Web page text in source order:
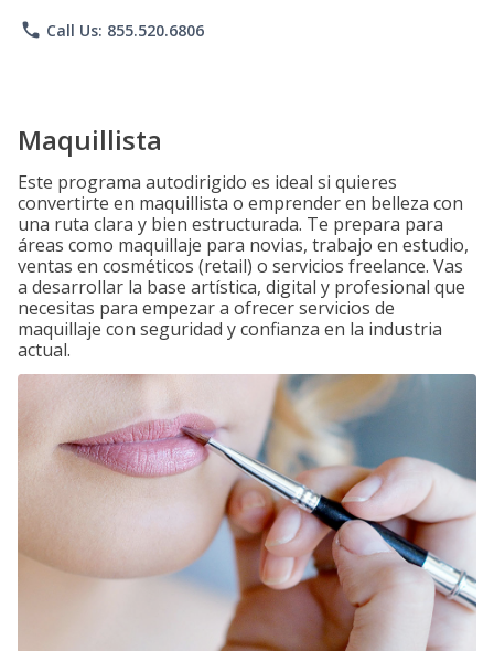
phone Call Us: 855.520.6806
Maquillista
Este programa autodirigido es ideal si quieres
convertirte en maquillista o emprender en belleza con
una ruta clara y bien estructurada. Te prepara para
áreas como maquillaje para novias, trabajo en estudio,
ventas en cosméticos (retail) o servicios freelance. Vas
a desarrollar la base artística, digital y profesional que
necesitas para empezar a ofrecer servicios de
maquillaje con seguridad y confianza en la industria
actual.